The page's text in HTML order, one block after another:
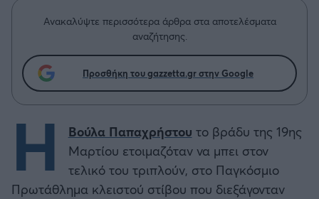
Ανακαλύψτε περισσότερα άρθρα στα αποτελέσματα
αναζήτησης.
Προσθήκη του gazzetta.gr στην Google
Η Βούλα Παπαχρήστου το βράδυ της 19ης
Μαρτίου ετοιμαζόταν να μπει στον
τελικό του τριπλούν, στο Παγκόσμιο
Πρωτάθλημα κλειστού στίβου που διεξάγονταν